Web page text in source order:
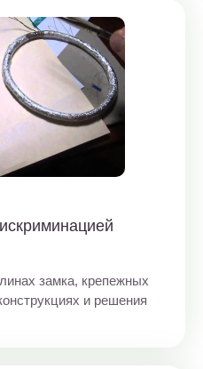
замка, крепежных
и решения